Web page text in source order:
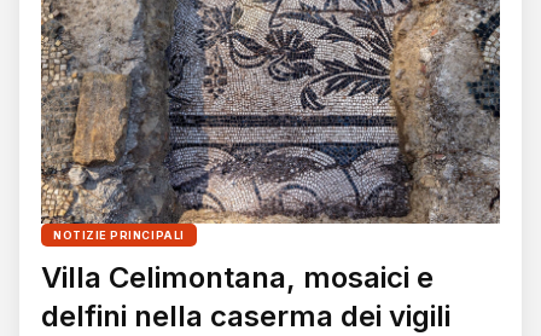
NOTIZIE PRINCIPALI
Villa Celimontana, mosaici e
delfini nella caserma dei vigili